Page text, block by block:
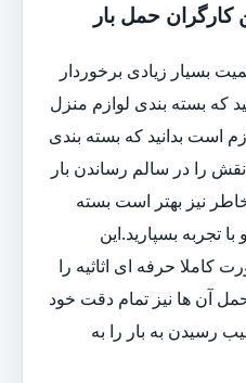
کارگران حمل بار
بسیار زیادی برخوردار
که بسته بندی لوازم منزل
است بدانید که بسته بندی
را در سالم رساندن بار
نیز بهتر است بسته
تجربه بسپارید.این
کاملا حرفه ای اثاثیه را
آن ها نیز تمام دقت خود
رسیدن به بار را به